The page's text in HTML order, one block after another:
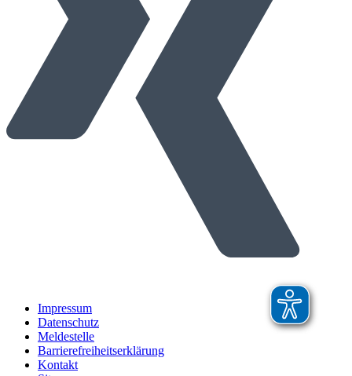
Impressum
Datenschutz
Meldestelle
Barrierefreiheitserklärung
Kontakt